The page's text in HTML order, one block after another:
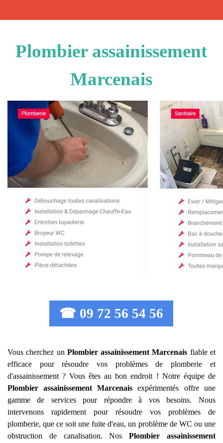
Plombier assainissement
Marcenais
☎ 09 72 56 54 56
Vous cherchez un Plombier assainissement Marcenais fiable et
efficace pour résoudre vos problèmes de plomberie et
d'assainissement ? Vous êtes au bon endroit ! Notre équipe de
Plombier assainissement
Marcenais expérimentés offre une
gamme de services pour répondre à vos besoins. Nous
intervenons rapidement pour résoudre vos problèmes de
plomberie, que ce soit une fuite d'eau, un problème de WC ou une
obstruction de canalisation. Nos Plombier assainissement